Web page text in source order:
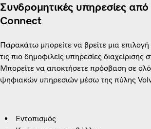
Συνδρομητικές υπηρεσίες
Connect
Παρακάτω μπορείτε να βρείτε μια
τις πιο δημοφιλείς υπηρεσίες διαχείρισης
Μπορείτε να αποκτήσετε πρόσβαση σε
ψηφιακών υπηρεσιών μέσω της πύλης
Εντοπισμός